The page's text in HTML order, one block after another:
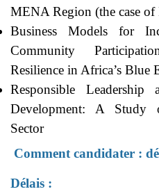
MENA Region (the case
Business Models for
Community
Resilience in Africa’s Blue
Responsible Leadership
Development: A Study
Sector
Comment candidater :
Délais :